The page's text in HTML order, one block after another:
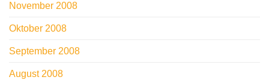
November 2008
Oktober 2008
September 2008
August 2008